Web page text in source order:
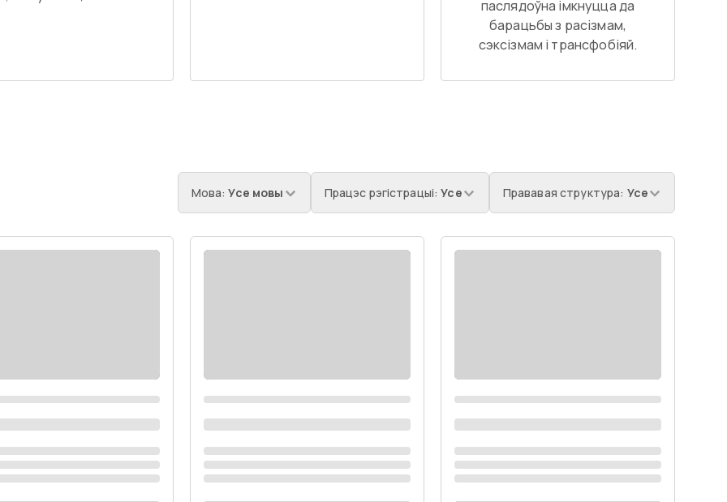
паслядоўна імкнуцца да
барацьбы з расізмам,
сэксізмам і трансфобіяй.
Мова:Усе мовы Працэс рэгістрацыі:Усе Прававая структура: Усе